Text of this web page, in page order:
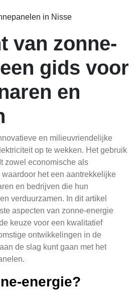
in Nisse
van zonne-
gids voor
en
en milieuvriendelijke
op te wekken. Het gebruik
zowel economische als
het een aantrekkelijke
en bedrijven die hun
verduurzamen. In dit artikel
aspecten van zonne-energie
keuze voor een kwalitatief
ontwikkelingen in de
de slag kunt gaan met het
energie?